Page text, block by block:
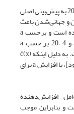
با جایگزین‌کردن روابط شماره 11، 13 و 14 در رابطه 20 به پیش‌بینی اصلی
و جهانی‌شدن باعث
کاهش تورم تعادلی خواهد شد. بر حسب a کاهنده است و برحسب a
فزاینده است. بنابراین سمت چپ رابطه شماره 3 و 4 ،20 بر حسب a
کاهشی است. علاوه بر این، بر حسب a افزایشی است. به دلیل اینکه (x)ć
و c̋(x) مثبت هستند [(c)x) هزینه تورم فرض می‌شود]، با افزایش a برای
افزایش‌دهنده
و بنابراین موجب